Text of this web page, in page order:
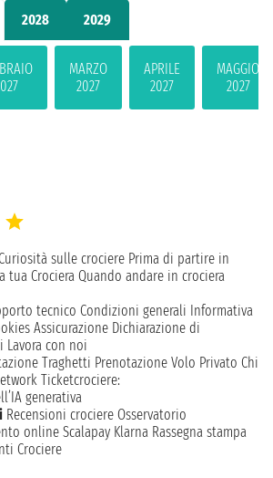
2028 2029
MARZO
2027
APRILE
2027
MAGGIO
2027
sulle crociere Prima di partire in
tua Crociera Quando andare in crociera
tecnico Condizioni generali Informativa
Assicurazione Dichiarazione di
Lavora con noi
Traghetti Prenotazione Volo Privato Chi
Ticketcrociere:
generativa
Recensioni crociere Osservatorio
online Scalapay Klarna Rassegna stampa
Crociere